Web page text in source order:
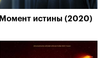
Момент истины (2020)